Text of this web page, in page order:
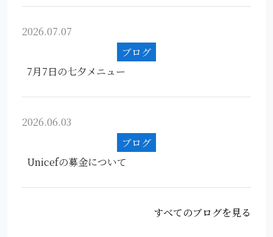
2026.07.07
ブログ
7月7日の七夕メニュー
2026.06.03
ブログ
Unicefの募金について
すべてのブログを見る